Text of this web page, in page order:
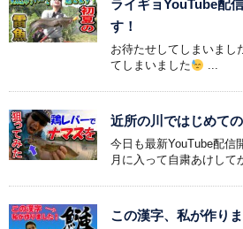
ライギョYouTube配
す！
お待たせしてしまいまし
てしまいました
...
近所の川ではじめて
今日も最新YouTube配信
月に入って自粛あけして
この漢字、私が作りま